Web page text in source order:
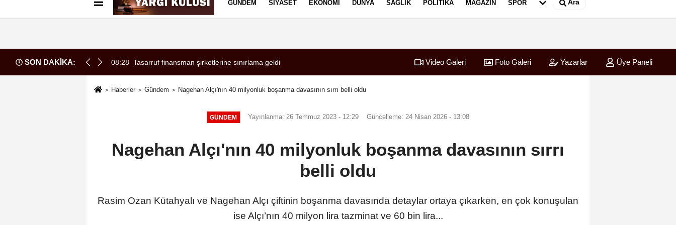
Künye İletişim Çerez Politikası
GÜNDEM SIYASET EKONOMI DÜNYA SAĞLIK POLITIKA MAGAZIN SPOR Ara
SON DAKİKA:
örgüt liderliğinden iddianame hazırlandı.. Tüm malvarlığına el konuldu
08:28 Tasarruf finansman şirketlerine sınırlama geldi SONER YALÇIN VE SERDAR ÖZYURT ARASINDA YEMEK MASASI MI PR ANLAŞMASI
11:23
Video Galeri Foto Galeri Yazarlar Üye Paneli
Haberler Gündem Nagehan Alçı'nın 40 milyonluk boşanma davasının sırrı belli oldu
GÜNDEM Yayınlanma: 26 Temmuz 2023 - 12:29 Güncelleme: 24 Nisan 2026 - 13:08
Nagehan Alçı'nın 40 milyonluk boşanma davasının sırrı
belli oldu
Rasim Ozan Kütahyalı ve Nagehan Alçı çiftinin boşanma davasında detaylar ortaya çıkarken, en çok konuşulan
ise Alçı’nın 40 milyon lira tazminat ve 60 bin lira...